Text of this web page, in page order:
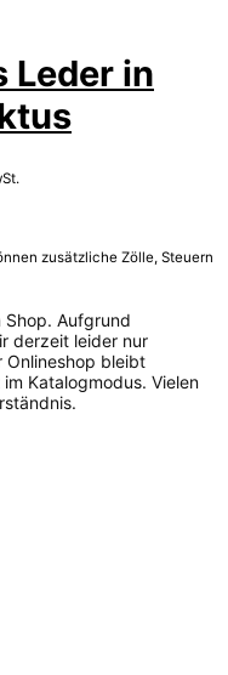
Leder in
zusätzliche Zölle, Steuern
Shop. Aufgrund
derzeit leider nur
Onlineshop bleibt
Katalogmodus. Vielen